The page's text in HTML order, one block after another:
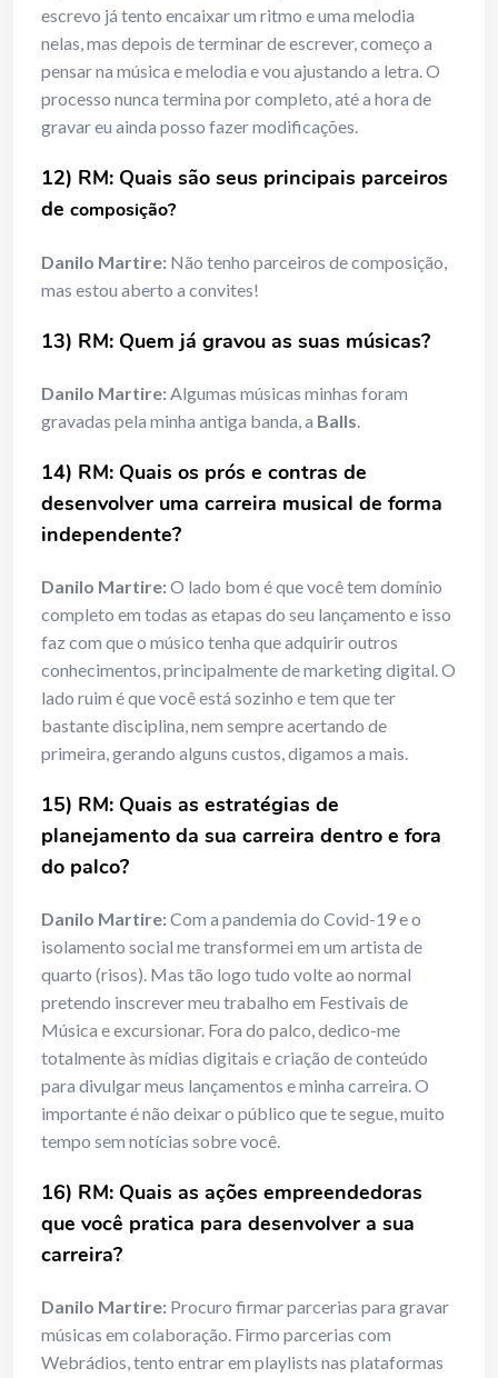
escrevo já tento encaixar um ritmo e uma melodia
nelas, mas depois de terminar de escrever, começo a
pensar na música e melodia e vou ajustando a letra. O
processo nunca termina por completo, até a hora de
gravar eu ainda posso fazer modificações.
12) RM: Quais são seus principais parceiros
de composição?
Danilo Martire: Não tenho parceiros de composição,
mas estou aberto a convites!
13) RM: Quem já gravou as suas músicas?
Danilo Martire:Algumas músicas minhas foram
gravadas pela minha antiga banda, a Balls.
14) RM: Quais os prós e contras de
desenvolver uma carreira musical de forma
independente?
Danilo Martire:O lado bom é que você tem domínio
completo em todas as etapas do seu lançamento e isso
faz com que o músico tenha que adquirir outros
conhecimentos, principalmente de marketing digital. O
lado ruim é que você está sozinho e tem que ter
bastante disciplina, nem sempre acertando de
primeira, gerando alguns custos, digamos a mais.
15) RM: Quais as estratégias de
planejamento da sua carreira dentro e fora
do palco?
Danilo Martire:Com a pandemia do Covid-19 e o
isolamento social me transformei em um artista de
quarto (risos). Mas tão logo tudo volte ao normal
pretendo inscrever meu trabalho em Festivais de
Música e excursionar. Fora do palco, dedico-me
totalmente às mídias digitais e criação de conteúdo
para divulgar meus lançamentos e minha carreira. O
importante é não deixar o público que te segue, muito
tempo sem notícias sobre você.
16) RM: Quais as ações empreendedoras
que você pratica para desenvolver a sua
carreira?
Danilo Martire: Procuro firmar parcerias para gravar
músicas em colaboração. Firmo parcerias com
Webrádios, tento entrar em playlists nas plataformas